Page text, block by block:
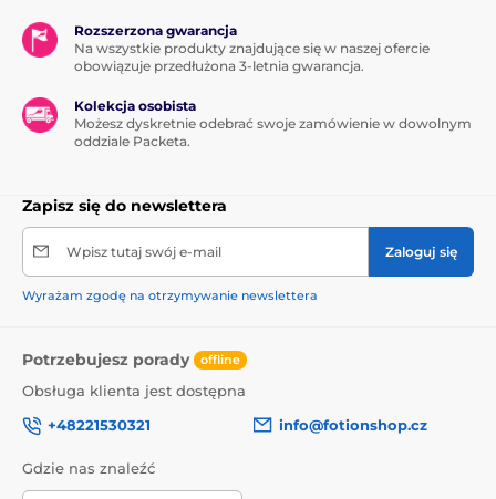
Rozszerzona gwarancja
Na wszystkie produkty znajdujące się w naszej ofercie
obowiązuje przedłużona 3-letnia gwarancja.
Kolekcja osobista
Możesz dyskretnie odebrać swoje zamówienie w dowolnym
oddziale Packeta.
Zapisz się do newslettera
Wpisz tutaj swój e-mail Zaloguj się
Wyrażam zgodę na otrzymywanie newslettera
Potrzebujesz porady offline
Obsługa klienta jest dostępna
+48221530321
info@fotionshop.cz
Gdzie nas znaleźć